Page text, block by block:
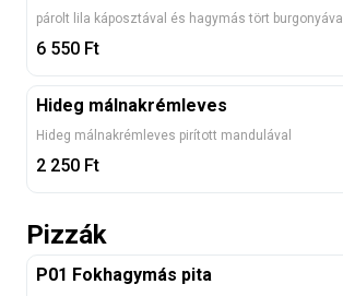
párolt lila káposztával és hagymás tört burgonyával
6 550 Ft
Hideg málnakrémleves
Hideg málnakrémleves pirított mandulával
2 250 Ft
Pizzák
P01 Fokhagymás pita